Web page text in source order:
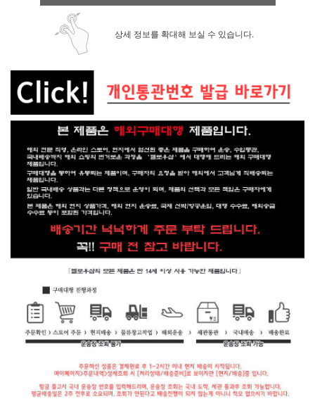
상세 정보를 확대해 보실 수 있습니다.